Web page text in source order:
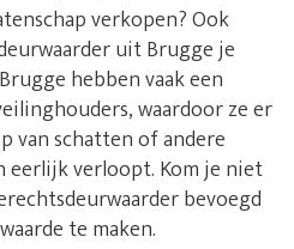
verkopen? Ook
uit Brugge je
hebben vaak een
waardoor ze er
van schatten of andere
eerlijk verloopt. Kom je niet
bevoegd
te maken.